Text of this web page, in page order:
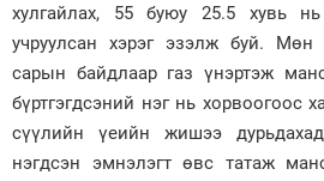
хулгайлах, 55 буюу 25.5 хувь
учруулсан хэрэг эзэлж буй.
сарын байдлаар газ үнэртэж
бүртгэгдсэний нэг нь хорвоогоос
сүүлийн үеийн жишээ
нэгдсэн эмнэлэгт өвс татаж